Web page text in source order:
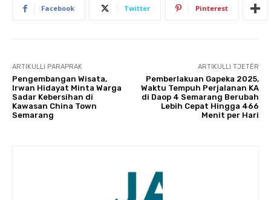
Facebook Twitter Pinterest
ARTIKULLI PARAPRAK
Pengembangan Wisata,
Irwan Hidayat Minta Warga
Sadar Kebersihan di
Kawasan China Town
Semarang
ARTIKULLI TJETËR
Pemberlakuan Gapeka 2025,
Waktu Tempuh Perjalanan KA
di Daop 4 Semarang Berubah
Lebih Cepat Hingga 466
Menit per Hari